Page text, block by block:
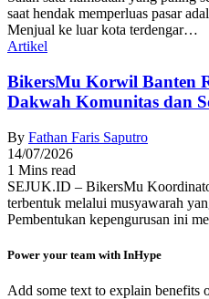
saat hendak memperluas pasar
Menjual ke luar kota terdengar…
Artikel
BikersMu Korwil Banten
Dakwah Komunitas dan
By Fathan Faris Saputro
14/07/2026
1 Mins read
SEJUK.ID – BikersMu
terbentuk melalui musyawarah
Pembentukan kepengurusan ini
Power your team with InHype
Add some text to explain benefits